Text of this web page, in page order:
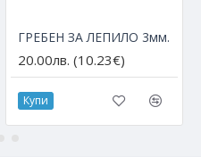
ГРЕБЕН ЗА ЛЕПИЛО 3мм.
20.00лв. (10.23€)
Купи